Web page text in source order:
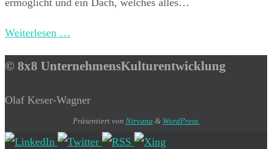
Weiterlesen …
© 8x8 UnternehmensKulturentwicklung
Olaf Keser-Wagner
Präsentiert von Nirvana & WordPress.